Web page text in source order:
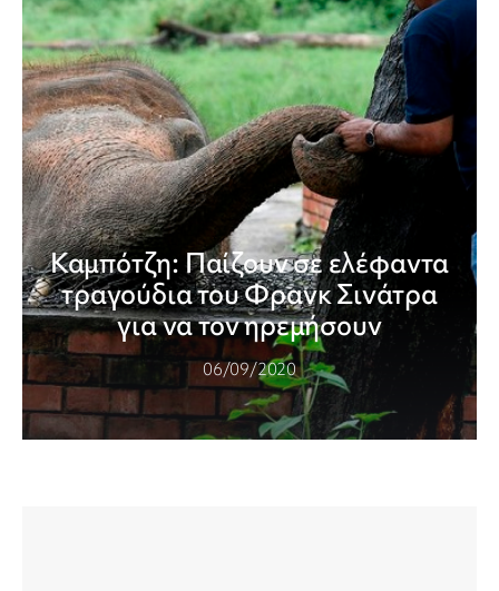
Καμπότζη: Παίζουν σε ελέφαντα
τραγούδια του Φρανκ Σινάτρα
για να τον ηρεμήσουν
06/09/2020